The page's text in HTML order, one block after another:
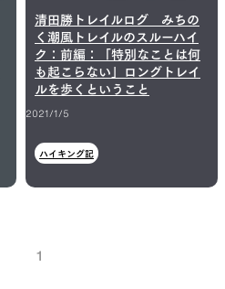
清田勝トレイルログ みちの
く潮風トレイルのスルーハイ
ク：前編：「特別なことは何
も起こらない」ロングトレイ
ルを歩くということ
2021/1/5
ハイキング記
1